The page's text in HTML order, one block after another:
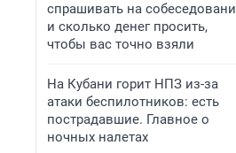
спрашивать на
и сколько денег просить,
чтобы вас точно взяли
На Кубани горит НПЗ из-за
атаки беспилотников: есть
пострадавшие. Главное о
ночных налетах